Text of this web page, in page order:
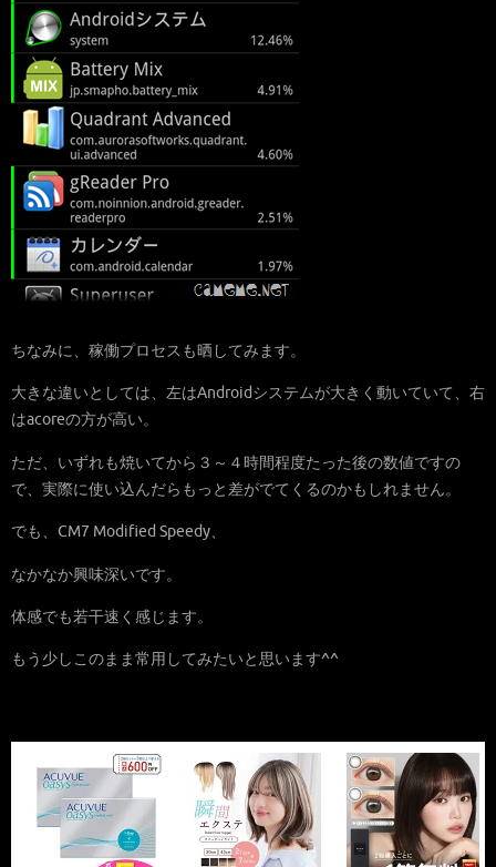
ちなみに、稼働プロセスも晒してみます。
大きな違いとしては、左はAndroidシステムが大きく動いていて、右
はacoreの方が高い。
ただ、いずれも焼いてから３～４時間程度たった後の数値ですの
で、実際に使い込んだらもっと差がでてくるのかもしれません。
でも、CM7 Modified Speedy、
なかなか興味深いです。
体感でも若干速く感じます。
もう少しこのまま常用してみたいと思います^^